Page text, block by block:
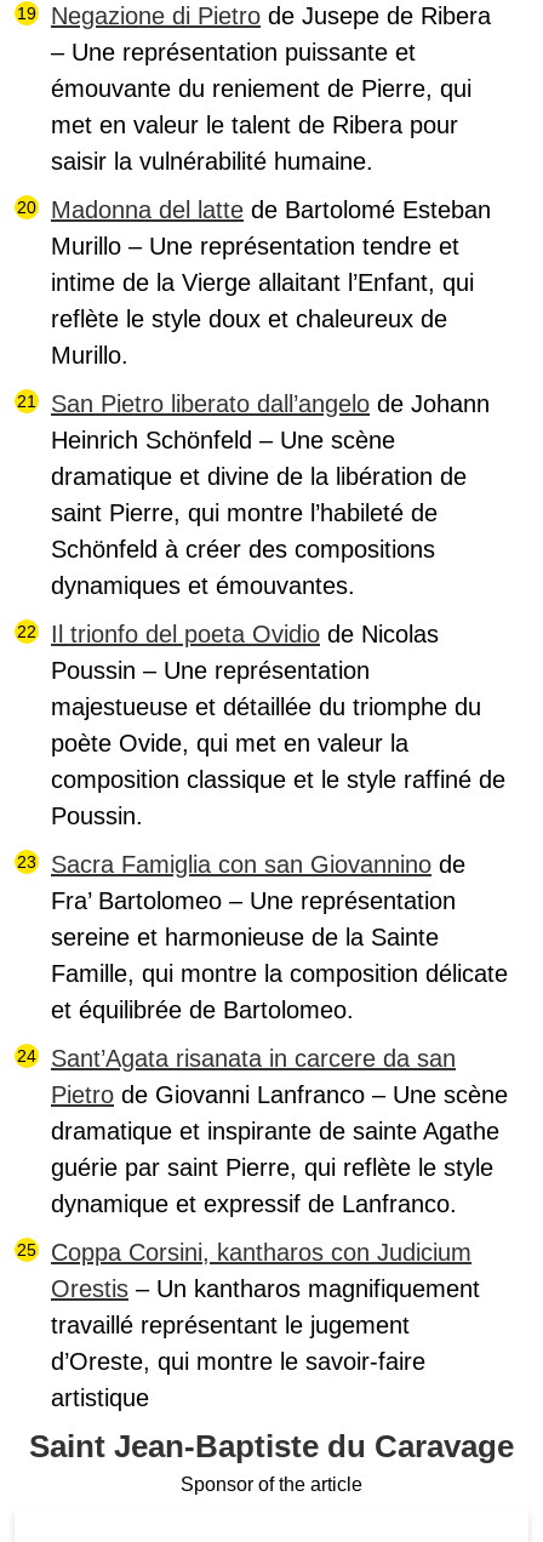
Negazione di Pietro de Jusepe de Ribera
– Une représentation puissante et
émouvante du reniement de Pierre, qui
met en valeur le talent de Ribera pour
saisir la vulnérabilité humaine.
Madonna del latte de Bartolomé Esteban
Murillo – Une représentation tendre et
intime de la Vierge allaitant l’Enfant, qui
reflète le style doux et chaleureux de
Murillo.
San Pietro liberato dall’angelo de Johann
Heinrich Schönfeld – Une scène
dramatique et divine de la libération de
saint Pierre, qui montre l’habileté de
Schönfeld à créer des compositions
dynamiques et émouvantes.
Il trionfo del poeta Ovidio de Nicolas
Poussin – Une représentation
majestueuse et détaillée du triomphe du
poète Ovide, qui met en valeur la
composition classique et le style raffiné de
Poussin.
Sacra Famiglia con san Giovannino de
Fra’ Bartolomeo – Une représentation
sereine et harmonieuse de la Sainte
Famille, qui montre la composition délicate
et équilibrée de Bartolomeo.
Sant’Agata risanata in carcere da san
Pietro de Giovanni Lanfranco – Une scène
dramatique et inspirante de sainte Agathe
guérie par saint Pierre, qui reflète le style
dynamique et expressif de Lanfranco.
Coppa Corsini, kantharos con Judicium
Orestis – Un kantharos magnifiquement
travaillé représentant le jugement
d’Oreste, qui montre le savoir-faire
artistique
Saint Jean-Baptiste du Caravage
Sponsor of the article